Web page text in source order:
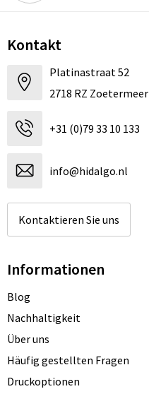
Kontakt
Platinastraat 52
2718 RZ Zoetermeer
+31 (0)79 33 10 133
info@hidalgo.nl
Kontaktieren Sie uns
Informationen
Blog
Nachhaltigkeit
Über uns
Häufig gestellten Fragen
Druckoptionen